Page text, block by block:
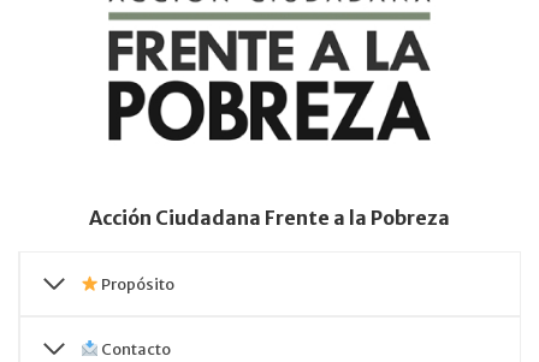
Acción Ciudadana Frente a la Pobreza
Propósito
Contacto